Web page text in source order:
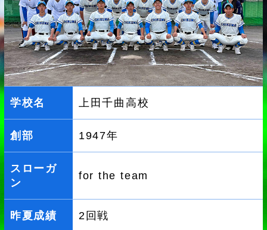
学校名 上田千曲高校
創部 1947年
スローガ
ン
for the team
昨夏成績 2回戦